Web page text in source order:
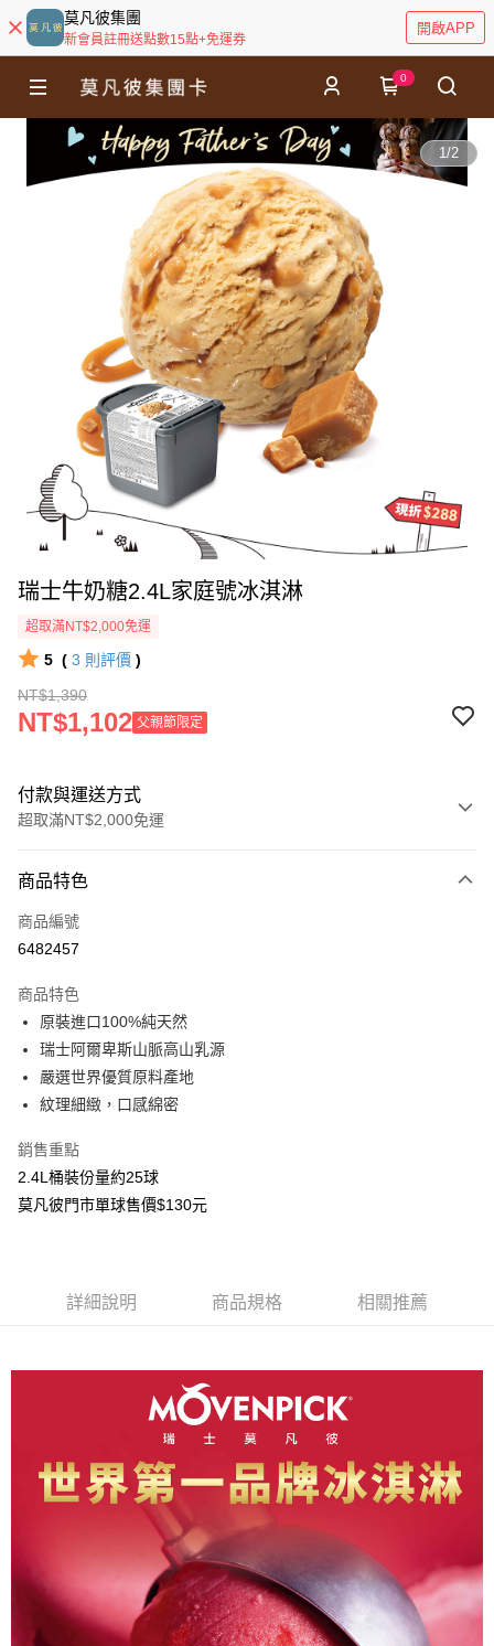
莫凡彼集團
新會員註冊送點數15點+免運券
開啟APP
0
1/2
瑞士牛奶糖2.4L家庭號冰淇淋
超取滿NT$2,000免運
5 ( 3 則評價 )
NT$1,390
NT$1,102 父親節限定
付款與運送方式
超取滿NT$2,000免運
信用卡一次付款
Apple Pay
運送方式
冷凍7-11取貨(快速到店)
每筆NT$200，滿NT$2,000(含以上)免運費
每筆NT$200，滿NT$2,000(含以上)免運費
商品特色
商品編號
6482457
商品特色
原裝進口100%純天然
瑞士阿爾卑斯山脈高山乳源
嚴選世界優質原料產地
紋理細緻，口感綿密
銷售重點
2.4L桶裝份量約25球
莫凡彼門市單球售價$130元
詳細說明 商品規格 相關推薦